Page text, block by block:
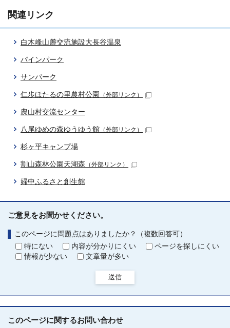
関連リンク
白木峰山麓交流施設大長谷温泉
パインパーク
サンパーク
仁歩ほたるの里農村公園 （外部リンク）
農山村交流センター
八尾ゆめの森ゆうゆう館 （外部リンク）
杉ヶ平キャンプ場
割山森林公園天湖森 （外部リンク）
婦中ふるさと創生館
ご意見をお聞かせください。
このページに問題点はありましたか？（複数回答可）
特にない
内容が分かりにくい
ページを探しにくい
情報が少ない
文章量が多い
送信
このページに関するお問い合わせ